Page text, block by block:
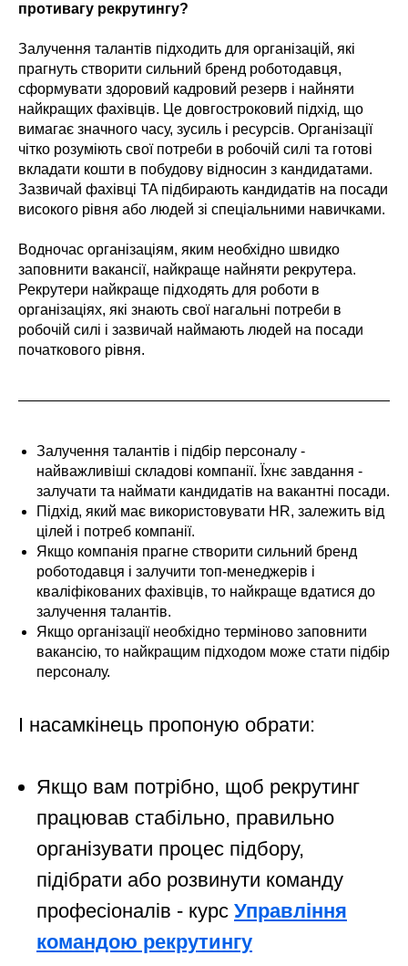
противагу рекрутингу?
Залучення талантів підходить для організацій, які
прагнуть створити сильний бренд роботодавця,
сформувати здоровий кадровий резерв і найняти
найкращих фахівців. Це довгостроковий підхід, що
вимагає значного часу, зусиль і ресурсів. Організації
чітко розуміють свої потреби в робочій силі та готові
вкладати кошти в побудову відносин з кандидатами.
Зазвичай фахівці TA підбирають кандидатів на посади
високого рівня або людей зі спеціальними навичками.
Водночас організаціям, яким необхідно швидко
заповнити вакансії, найкраще найняти рекрутера.
Рекрутери найкраще підходять для роботи в
організаціях, які знають свої нагальні потреби в
робочій силі і зазвичай наймають людей на посади
початкового рівня.
Залучення талантів і підбір персоналу -
найважливіші складові компанії. Їхнє завдання -
залучати та наймати кандидатів на вакантні посади.
Підхід, який має використовувати HR, залежить від
цілей і потреб компанії.
Якщо компанія прагне створити сильний бренд
роботодавця і залучити топ-менеджерів і
кваліфікованих фахівців, то найкраще вдатися до
залучення талантів.
Якщо організації необхідно терміново заповнити
вакансію, то найкращим підходом може стати підбір
персоналу.
І насамкінець пропоную обрати:
Якщо вам потрібно, щоб рекрутинг
працював стабільно, правильно
організувати процес підбору,
підібрати або розвинути команду
професіоналів - курс Управління
командою рекрутингу